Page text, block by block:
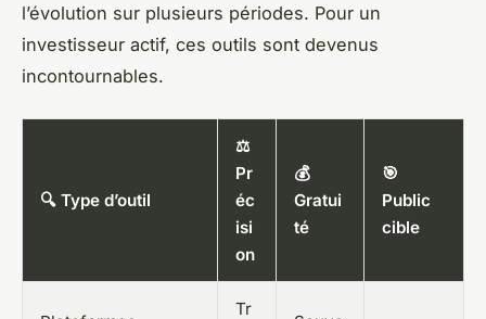
l’évolution sur plusieurs périodes. Pour un
investisseur actif, ces outils sont devenus
incontournables.
🔍 Type d’outil
⚖️
Pr
éc
isi
on
💰
Gratui
té
🎯
Public
cible
Tr